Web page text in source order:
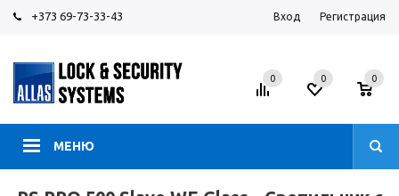
+373 69-73-33-43 Вход Регистрация
МЕНЮ
0 0 0